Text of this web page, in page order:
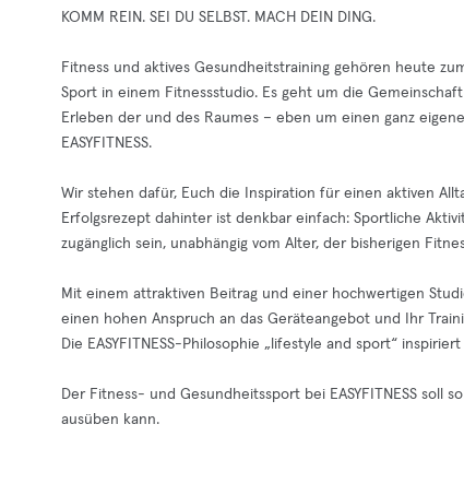
KOMM REIN. SEI DU SELBST. MACH DEIN DING.
Fitness und aktives Gesundheitstraining gehören heute
Sport in einem Fitnessstudio. Es geht um die
Erleben der und des Raumes – eben um einen ganz
EASYFITNESS.
Wir stehen dafür, Euch die Inspiration für einen aktiven
Erfolgsrezept dahinter ist denkbar einfach: Sportliche
zugänglich sein, unabhängig vom Alter, der bisherigen
Mit einem attraktiven Beitrag und einer hochwertigen
einen hohen Anspruch an das Geräteangebot und Ihr
Die EASYFITNESS-Philosophie „lifestyle and sport“
Der Fitness- und Gesundheitssport bei EASYFITNESS
ausüben kann.